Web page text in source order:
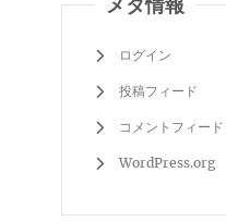
ログイン
投稿フィード
コメントフィード
WordPress.org